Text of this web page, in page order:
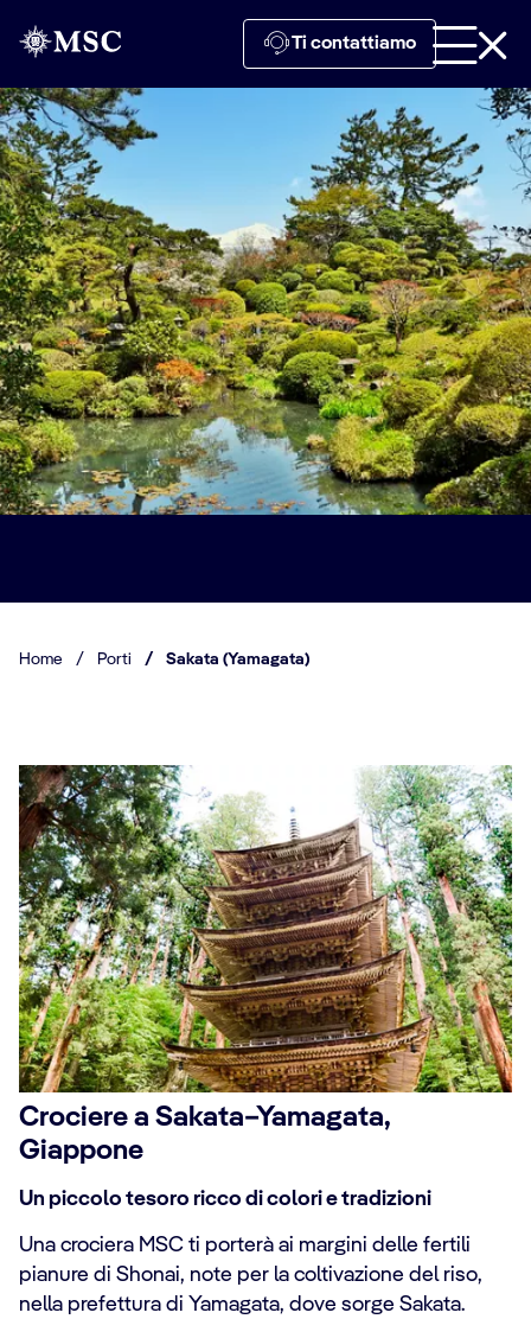
Ti contattiamo
Home / Porti / Sakata (Yamagata)
Crociere a Sakata–Yamagata,
Giappone
Un piccolo tesoro ricco di colori e tradizioni
Una crociera MSC ti porterà ai margini delle fertili
pianure di Shonai, note per la coltivazione del riso,
nella prefettura di Yamagata, dove sorge Sakata.